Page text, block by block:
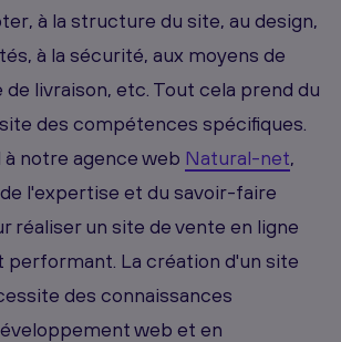
à la structure du site, au design,
à la sécurité, aux moyens de
livraison, etc. Tout cela prend du
des compétences spécifiques.
notre agence web Natural-net,
l'expertise et du savoir-faire
réaliser un site de vente en ligne
performant. La création d'un site
des connaissances
web et en